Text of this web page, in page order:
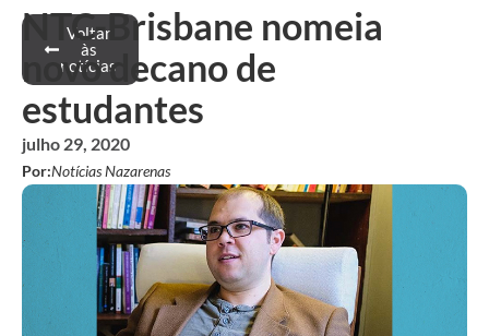
Voltar
às
notícias
NTC-Brisbane nomeia
novo decano de
estudantes
julho 29, 2020
Por:Notícias Nazarenas